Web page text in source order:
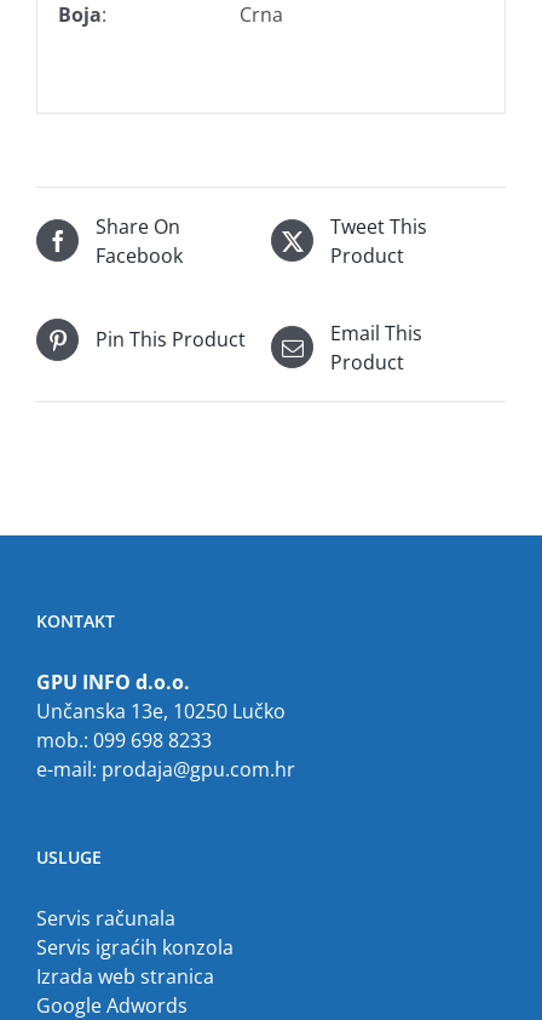
Boja: Crna
Share On
Facebook
Tweet This
Product
Pin This Product
Email This
Product
KONTAKT
GPU INFO d.o.o.
Unčanska 13e, 10250 Lučko
mob.: 099 698 8233
e-mail: prodaja@gpu.com.hr
USLUGE
Servis računala
Servis igraćih konzola
Izrada web stranica
Google Adwords